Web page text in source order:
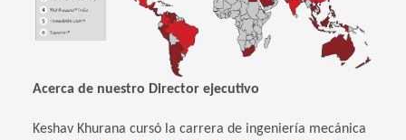
Acerca de nuestro Director ejecutivo
Keshav Khurana cursó la carrera de ingeniería mecánica